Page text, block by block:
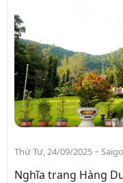
Thứ Tư, 24/09/2025 -
Nghĩa trang Hàng